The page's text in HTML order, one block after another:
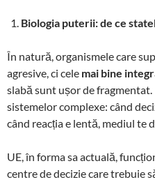
Biologia puterii: de ce
În natură, organismele care
agresive, ci cele mai bine
slabă sunt ușor de
sistemelor complexe: când
când reacția e lentă, mediul te
UE, în forma sa actuală,
centre de decizie care trebuie